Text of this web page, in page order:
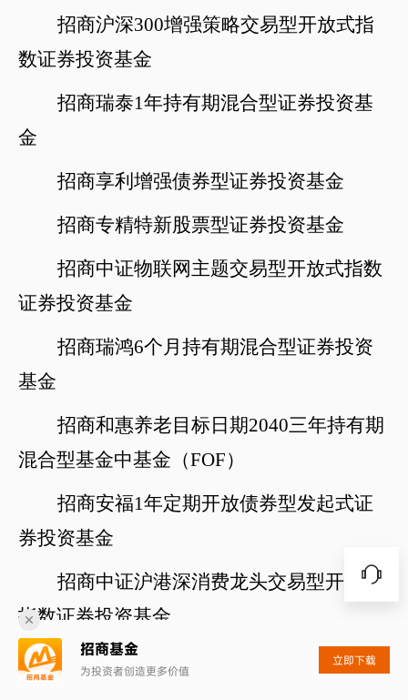
招商沪深300增强策略交易型开放式指
数证券投资基金
招商瑞泰1年持有期混合型证券投资基
金
招商享利增强债券型证券投资基金
招商专精特新股票型证券投资基金
招商中证物联网主题交易型开放式指数
证券投资基金
招商瑞鸿6个月持有期混合型证券投资
基金
招商和惠养老目标日期2040三年持有期
混合型基金中基金（FOF）
招商安福1年定期开放债券型发起式证
券投资基金
招商中证沪港深消费龙头交易型开放式
指数证券投资基金
招商瑞享1年持有期混合型证券投资基
招商基金
为投资者创造更多价值
立即下载